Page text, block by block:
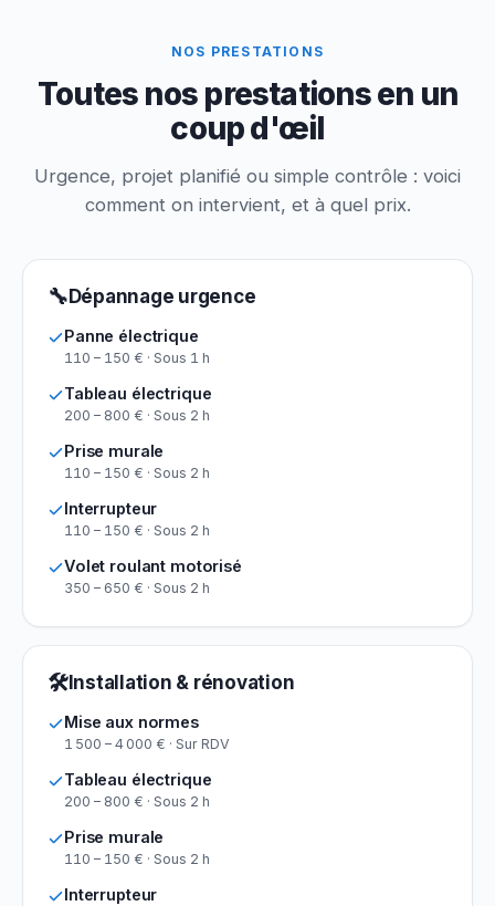
NOS PRESTATIONS
Toutes nos prestations en un
coup d'œil
Urgence, projet planifié ou simple contrôle : voici
comment on intervient, et à quel prix.
🔧Dépannage urgence
Panne électrique
110 – 150 € · Sous 1 h
Tableau électrique
200 – 800 € · Sous 2 h
Prise murale
110 – 150 € · Sous 2 h
Interrupteur
110 – 150 € · Sous 2 h
Volet roulant motorisé
350 – 650 € · Sous 2 h
🛠Installation & rénovation
Mise aux normes
1 500 – 4 000 € · Sur RDV
Tableau électrique
200 – 800 € · Sous 2 h
Prise murale
110 – 150 € · Sous 2 h
Interrupteur